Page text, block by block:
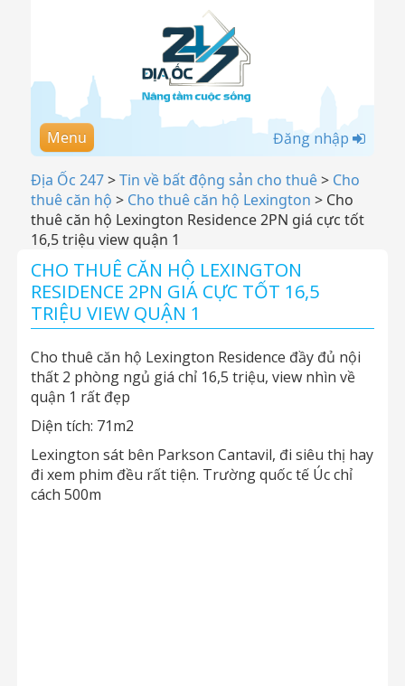
Menu Đăng nhập
Địa Ốc 247>Tin về bất động sản cho thuê> Cho
thuê căn hộ > Cho thuê căn hộ Lexington > Cho
thuê căn hộ Lexington Residence 2PN giá cực tốt
16,5 triệu view quận 1
CHO THUÊ CĂN HỘ LEXINGTON
RESIDENCE 2PN GIÁ CỰC TỐT 16,5
TRIỆU VIEW QUẬN 1
Cho thuê căn hộ Lexington Residence đầy đủ nội
thất 2 phòng ngủ giá chỉ 16,5 triệu, view nhìn về
quận 1 rất đẹp
Diện tích: 71m2
Lexington sát bên Parkson Cantavil, đi siêu thị hay
đi xem phim đều rất tiện. Trường quốc tế Úc chỉ
cách 500m